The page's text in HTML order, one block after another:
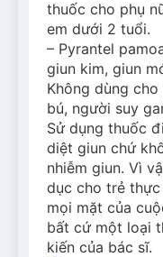
thuốc cho phụ
em dưới 2 tuổi.
– Pyrantel
giun kim, giun
Không dùng
bú, người suy
Sử dụng thuốc
diệt giun chứ
nhiễm giun. Vì
dục cho trẻ
mọi mặt của
bất cứ một loại
kiến của bác sĩ.